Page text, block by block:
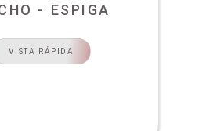
- ESPIGA
VISTA RÁPIDA